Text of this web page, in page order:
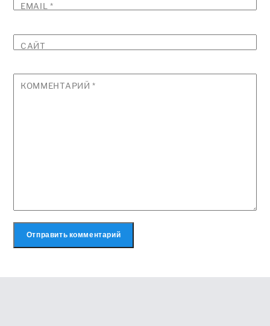
EMAIL *
САЙТ
КОММЕНТАРИЙ *